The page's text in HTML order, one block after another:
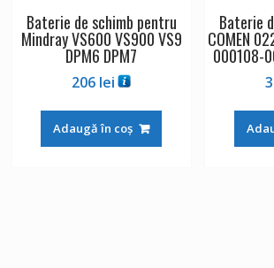
Baterie de schimb pentru
Mindray VS600 VS900 VS9
DPM6 DPM7
206 lei
Adaugă în coș
Baterie
COMEN
000108-